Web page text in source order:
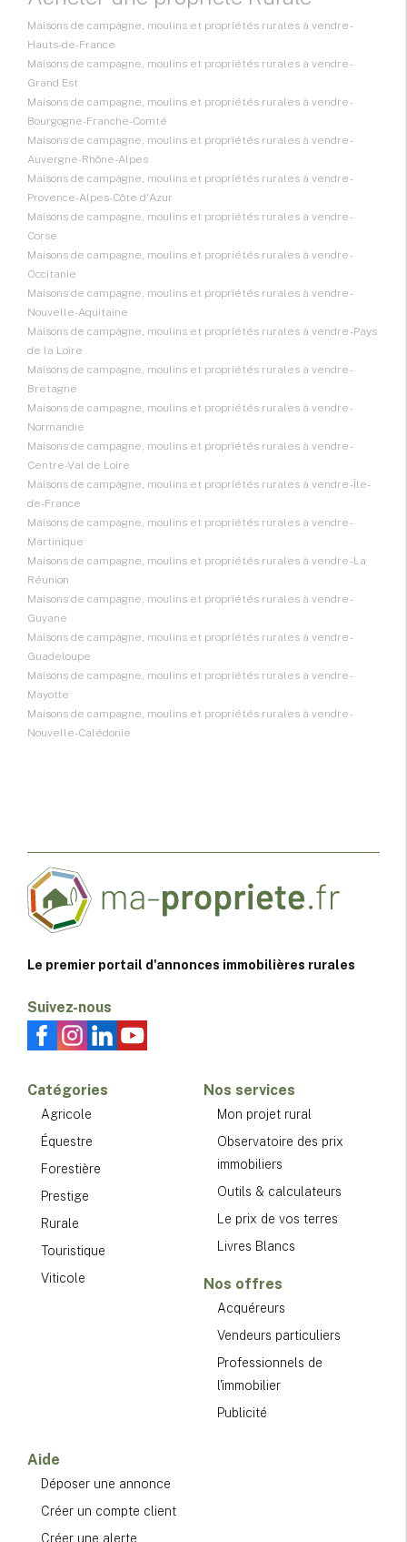
Maisons de campagne, moulins et propriétés rurales à vendre -
Hauts-de-France
Maisons de campagne, moulins et propriétés rurales à vendre -
Grand Est
Maisons de campagne, moulins et propriétés rurales à vendre -
Bourgogne-Franche-Comté
Maisons de campagne, moulins et propriétés rurales à vendre -
Auvergne-Rhône-Alpes
Maisons de campagne, moulins et propriétés rurales à vendre -
Provence-Alpes-Côte d'Azur
Maisons de campagne, moulins et propriétés rurales à vendre -
Corse
Maisons de campagne, moulins et propriétés rurales à vendre -
Occitanie
Maisons de campagne, moulins et propriétés rurales à vendre -
Nouvelle-Aquitaine
Maisons de campagne, moulins et propriétés rurales à vendre - Pays
de la Loire
Maisons de campagne, moulins et propriétés rurales à vendre -
Bretagne
Maisons de campagne, moulins et propriétés rurales à vendre -
Normandie
Maisons de campagne, moulins et propriétés rurales à vendre -
Centre-Val de Loire
Maisons de campagne, moulins et propriétés rurales à vendre - Île-
de-France
Maisons de campagne, moulins et propriétés rurales à vendre -
Martinique
Maisons de campagne, moulins et propriétés rurales à vendre - La
Réunion
Maisons de campagne, moulins et propriétés rurales à vendre -
Guyane
Maisons de campagne, moulins et propriétés rurales à vendre -
Guadeloupe
Maisons de campagne, moulins et propriétés rurales à vendre -
Mayotte
Maisons de campagne, moulins et propriétés rurales à vendre -
Nouvelle-Calédonie
Le premier portail d'annonces immobilières rurales
Suivez-nous
Catégories
Agricole
Équestre
Forestière
Prestige
Rurale
Touristique
Viticole
Nos services
Mon projet rural
Observatoire des prix
immobiliers
Outils & calculateurs
Le prix de vos terres
Livres Blancs
Nos offres
Acquéreurs
Vendeurs particuliers
Professionnels de
l'immobilier
Publicité
Aide
Déposer une annonce
Créer un compte client
Créer une alerte